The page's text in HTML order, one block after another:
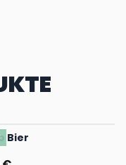
Bier